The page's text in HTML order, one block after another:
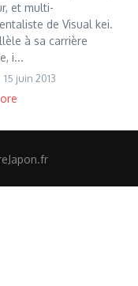
et multi-
de Visual kei.
à sa carrière
i...
15 juin 2013